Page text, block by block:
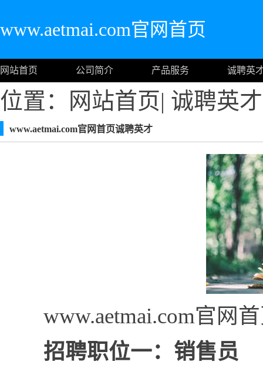
www.aetmai.com官网首页
网站首页 公司简介 产品服务 诚聘英
位置： 网站首页| 诚聘英才
www.aetmai.com官网首页诚聘英才
www.aetmai.com官网首
招聘职位一：销售员